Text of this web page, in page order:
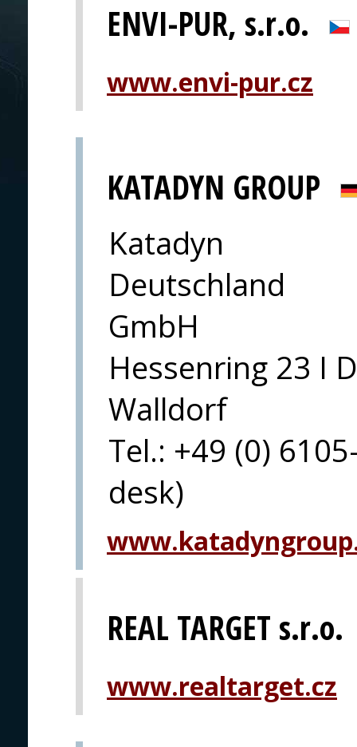
ENVI-PUR, s.r.o.
www.envi-pur.cz
KATADYN GROUP
Katadyn
Deutschland
GmbH
Hessenring 23 I
Walldorf
Tel.: +49 (0)
desk)
REAL TARGET s.r.o.
www.realtarget.cz